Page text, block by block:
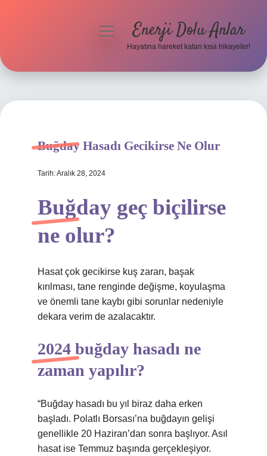
Hakkımızda
menüyüEnerji Dolu Anlar
Hayatına hareket katan kısa hikayeler!
Buğday Hasadı Gecikirse Ne Olur
Tarih: Aralık 28, 2024
Buğday geç biçilirse
ne olur?
Hasat çok gecikirse kuş zararı, başak
kırılması, tane renginde değişme, koyulaşma
ve önemli tane kaybı gibi sorunlar nedeniyle
dekara verim de azalacaktır.
2024 buğday hasadı ne
zaman yapılır?
“Buğday hasadı bu yıl biraz daha erken
başladı. Polatlı Borsası’na buğdayın gelişi
genellikle 20 Haziran’dan sonra başlıyor. Asıl
hasat ise Temmuz başında gerçekleşiyor.